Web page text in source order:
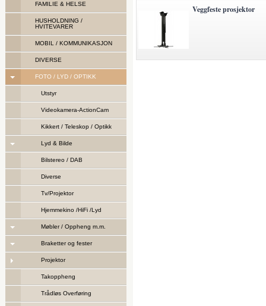
FAMILIE & HELSE
HUSHOLDNING /
HVITEVARER
MOBIL / KOMMUNIKASJON
DIVERSE
FOTO / LYD / OPTIKK
Utstyr
Videokamera-ActionCam
Kikkert / Teleskop / Optikk
Lyd & Bilde
Bilstereo / DAB
Diverse
Tv/Projektor
Hjemmekino /HiFi /Lyd
Møbler / Oppheng m.m.
Braketter og fester
Projektor
Takoppheng
Trådløs Overføring
Veggfeste prosjektor